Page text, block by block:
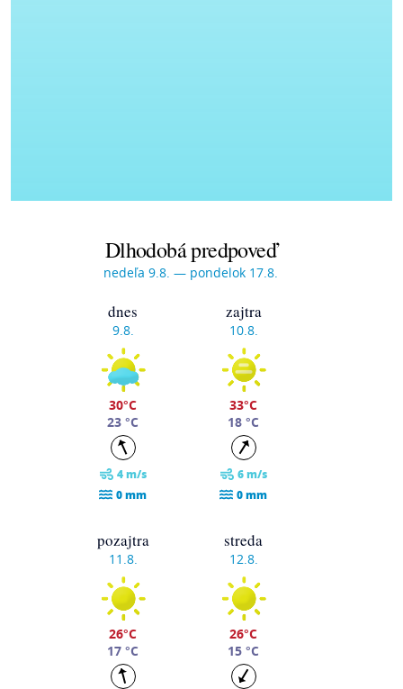
Dlhodobá predpoveď
nedeľa 9.8. — pondelok 17.8.
dnes
9.8.
30°C
23 °C
4 m/s
0 mm
zajtra
10.8.
33°C
18 °C
6 m/s
0 mm
pozajtra
11.8.
26°C
17 °C
streda
12.8.
26°C
15 °C